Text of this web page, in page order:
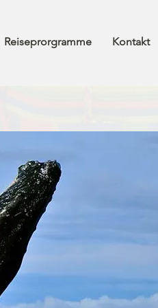
Reiseprorgramme Kontakt